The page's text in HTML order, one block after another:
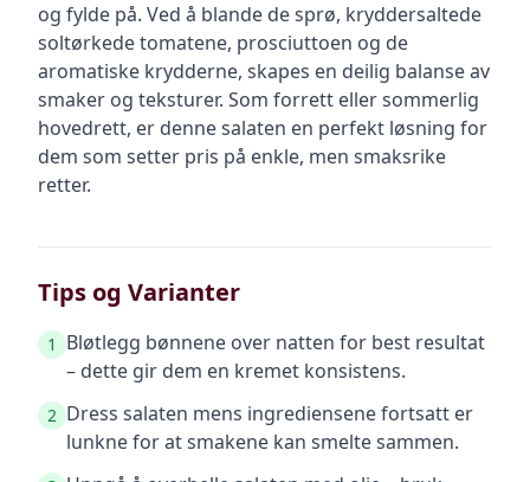
og fylde på. Ved å blande de sprø, kryddersaltede
soltørkede tomatene, prosciuttoen og de
aromatiske krydderne, skapes en deilig balanse av
smaker og teksturer. Som forrett eller sommerlig
hovedrett, er denne salaten en perfekt løsning for
dem som setter pris på enkle, men smaksrike
retter.
Tips og Varianter
1
Bløtlegg bønnene over natten for best resultat
– dette gir dem en kremet konsistens.
2 Dress salaten mens ingrediensene fortsatt er
lunkne for at smakene kan smelte sammen.